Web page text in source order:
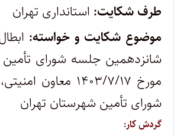
طرف شکایت: استانداری تهران
موضوع شکایت و خواسته:
شانزدهمین جلسه شورای
مورخ ۱۴۰۳/۷/۱۷
شورای تأمین شهرستان تهران
گردش کار: